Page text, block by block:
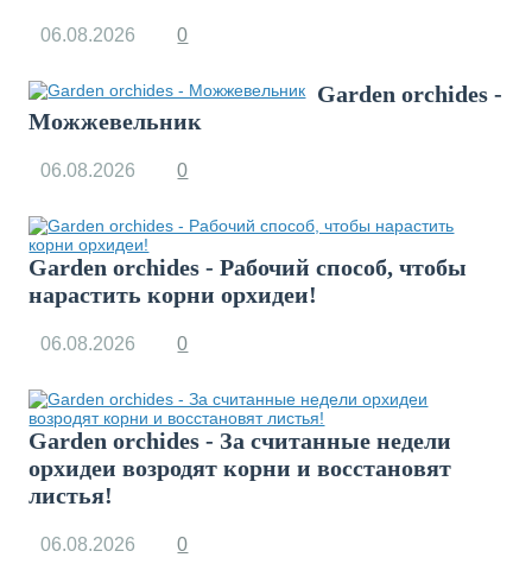
06.08.2026 0
Garden orchides -
Можжевельник
06.08.2026 0
Garden orchides - Рабочий способ, чтобы
нарастить корни орхидеи!
06.08.2026 0
Garden orchides - За считанные недели
орхидеи возродят корни и восстановят
листья!
06.08.2026 0